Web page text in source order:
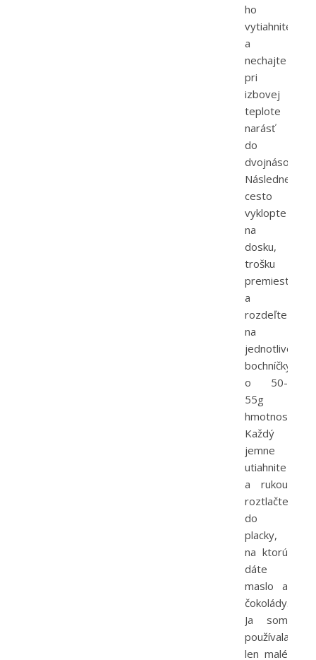
ho
vytiahnite
a
nechajte
pri
izbovej
teplote
narásť
do
dvojnásobku.
Následne
cesto
vyklopte
na
dosku,
trošku
premieste
a
rozdeľte
na
jednotlivé
bochníčky
o 50-
55g
hmotnosti.
Každý
jemne
utiahnite
a rukou
roztlačte
do
placky,
na ktorú
dáte
maslo a
čokolády.
Ja som
používala
len malé